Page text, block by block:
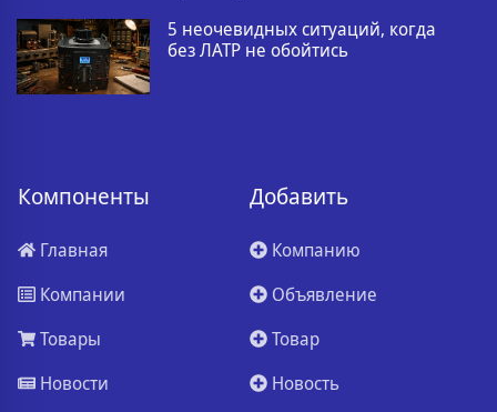
5 неочевидных ситуаций, когда
без ЛАТР не обойтись
Компоненты
Главная
Компании
Товары
Новости
Добавить
Компанию
Объявление
Товар
Новость